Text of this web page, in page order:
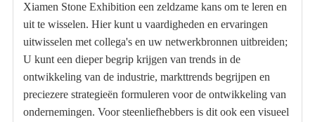
Xiamen Stone Exhibition een zeldzame kans om te leren en
uit te wisselen. Hier kunt u vaardigheden en ervaringen
uitwisselen met collega's en uw netwerkbronnen uitbreiden;
U kunt een dieper begrip krijgen van trends in de
ontwikkeling van de industrie, markttrends begrijpen en
preciezere strategieën formuleren voor de ontwikkeling van
ondernemingen. Voor steenliefhebbers is dit ook een visueel